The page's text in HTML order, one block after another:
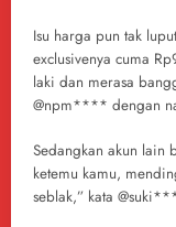
Isu harga pun tak
exclusivenya cuma
laki dan merasa
@npm**** dengan
Sedangkan akun lain
ketemu kamu,
seblak,” kata